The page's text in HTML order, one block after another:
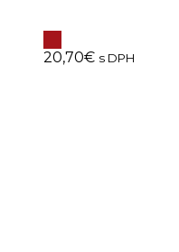
20,70€ s DPH